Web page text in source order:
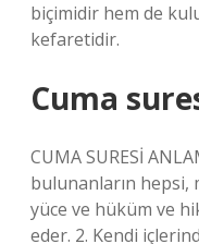
biçimidir hem de
kefaretidir.
Cuma
CUMA SURESİ
bulunanların hepsi,
yüce ve hüküm ve
eder. 2. Kendi